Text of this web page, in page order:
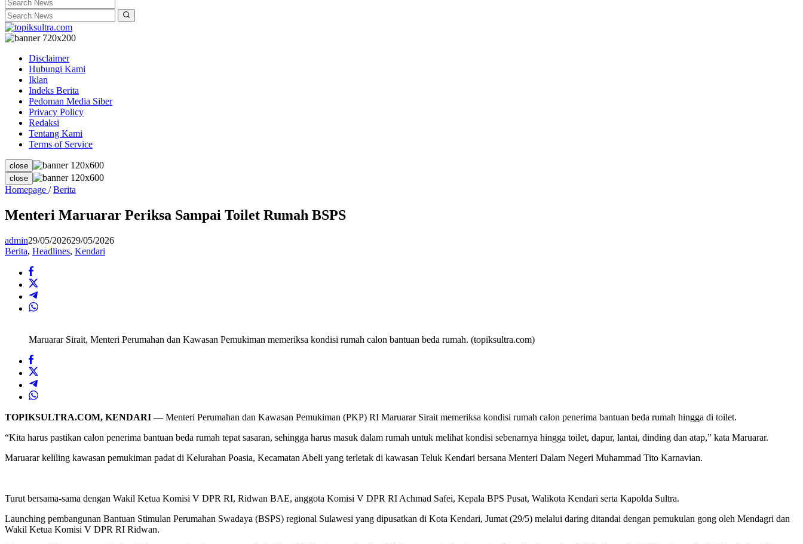
Disclaimer
Hubungi Kami
Iklan
Indeks Berita
Pedoman Media Siber
Privacy Policy
Redaksi
Tentang Kami
Terms of Service
close
close
Homepage / Berita
Sampai
Rumah
BSPS
Menteri Maruarar Periksa Sampai Toilet Rumah BSPS
admin29/05/202629/05/2026
Berita, Headlines, Kendari
Maruarar Sirait, Menteri Perumahan dan Kawasan Pemukiman memeriksa kondisi rumah calon bantuan beda rumah. (topiksultra.com)
TOPIKSULTRA.COM, KENDARI — Menteri Perumahan dan Kawasan Pemukiman (PKP) RI Maruarar Sirait memeriksa kondisi rumah calon penerima bantuan beda rumah hingga di toilet.
“Kita harus pastikan calon penerima bantuan beda rumah tepat sasaran, sehingga harus masuk dalam rumah untuk melihat kondisi sebenarnya hingga toilet, dapur, lantai, dinding dan atap,” kata Maruarar.
Maruarar keliling kawasan pemukiman padat di Kelurahan Poasia, Kecamatan Abeli yang terletak di kawasan Teluk Kendari bersana Menteri Dalam Negeri Muhammad Tito Karnavian.
Turut bersama-sama dengan Wakil Ketua Komisi V DPR RI, Ridwan BAE, anggota Komisi V DPR RI Achmad Safei, Kepala BPS Pusat, Walikota Kendari serta Kapolda Sultra.
Launching pembangunan Bantuan Stimulan Perumahan Swadaya (BSPS) regional Sulawesi yang dipusatkan di Kota Kendari, Jumat (29/5) melalui daring ditandai dengan pemukulan gong oleh Mendagri dan
Wakil Ketua Komisi V DPR RI Ridwan.